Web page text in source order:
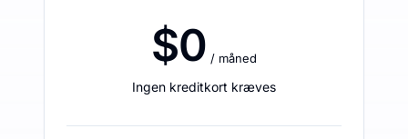
$0 / måned
Ingen kreditkort kræves